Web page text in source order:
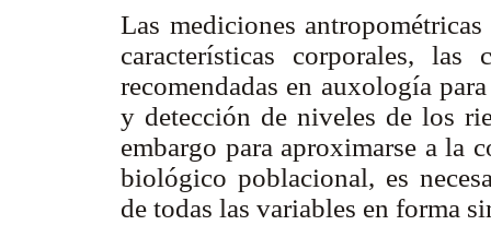
Las mediciones
características corporales,
recomendadas en auxología
y detección de niveles de los
embargo para aproximarse a la
biológico poblacional, es
de todas las variables en forma